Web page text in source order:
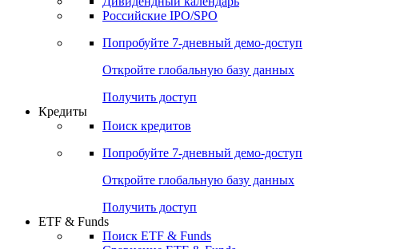
Получить доступ
Акции
Поиск акций
Дивидендный календарь
Российские IPO/SPO
Попробуйте7-дневный
Откройте глобальную базу данных
Получить доступ
Кредиты
Поиск кредитов
Попробуйте7-дневный
Откройте глобальную базу данных